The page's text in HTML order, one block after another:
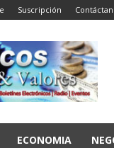
Suscripción
ECONOMIA